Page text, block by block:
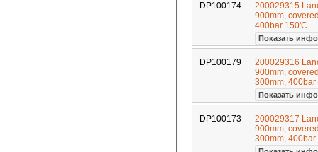
DP100174
200029315
900mm,
400bar 150'C
Показать
DP100179
200029316
900mm,
300mm,
Показать
DP100173
200029317
900mm,
300mm,